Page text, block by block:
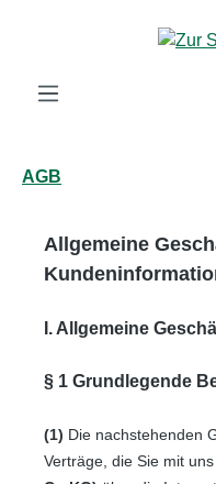
Zum Hauptinhalt springen
AGB
Allgemeine
I. Allgemeine
§ 1 Grundlegende
(1) Die nachstehenden
Verträge, die Sie mit